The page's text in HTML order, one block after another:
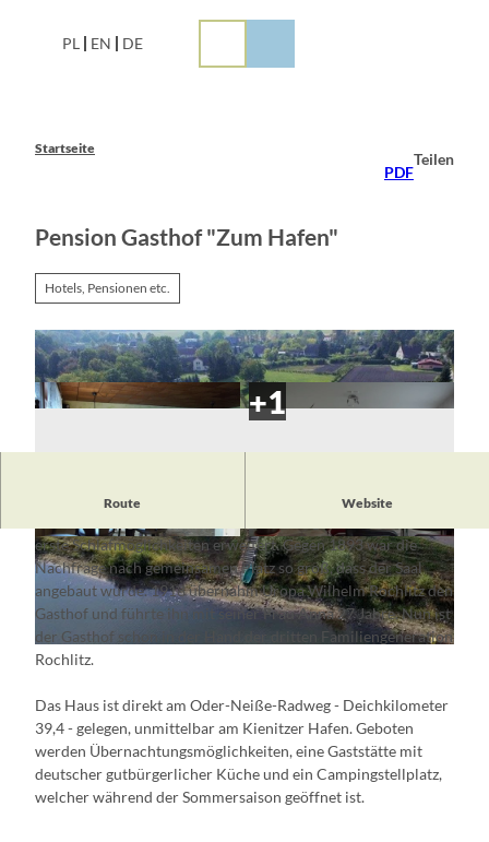
PL EN DE
Startseite
PDF
Teilen
Pension Gasthof "Zum Hafen"
Hotels, Pensionen etc.
© Gasthof Am Hafen in Kienitz
© Gasthof Am Hafen in Kienitz © Gasthof Am Hafen in Kienitz
Route Website
Um 1803 wurde in der Bauernwirtschaft am Oderdeich eine
erste Schlafmöglichkeiten erweitert. Gegen 1893 war die
Nachfrage nach gemeinsamen Platz so groß, dass der Saal
angebaut wurde. 1918 übernahm Uropa Wilhelm Rochlitz den
Gasthof und führte ihn mit seiner Frau Anna 27 Jahre. Nun ist
der Gasthof schon in der Hand der dritten Familiengeneration
Rochlitz.
Das Haus ist direkt am Oder-Neiße-Radweg - Deichkilometer
39,4 - gelegen, unmittelbar am Kienitzer Hafen. Geboten
werden Übernachtungsmöglichkeiten, eine Gaststätte mit
deutscher gutbürgerlicher Küche und ein Campingstellplatz,
welcher während der Sommersaison geöffnet ist.